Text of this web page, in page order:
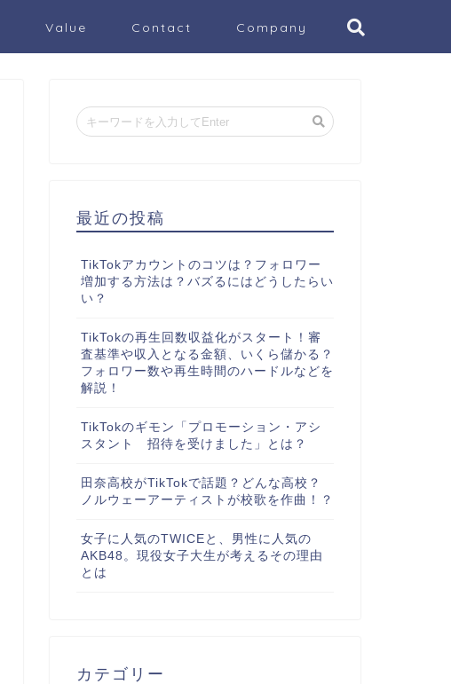
Value Contact Company
最近の投稿
TikTokアカウントのコツは？フォロワー
増加する方法は？バズるにはどうしたらい
い？
TikTokの再生回数収益化がスタート！審
査基準や収入となる金額、いくら儲かる？
フォロワー数や再生時間のハードルなどを
解説！
TikTokのギモン「プロモーション・アシ
スタント 招待を受けました」とは？
田奈高校がTikTokで話題？どんな高校？
ノルウェーアーティストが校歌を作曲！？
女子に人気のTWICEと、男性に人気の
AKB48。現役女子大生が考えるその理由
とは
カテゴリー